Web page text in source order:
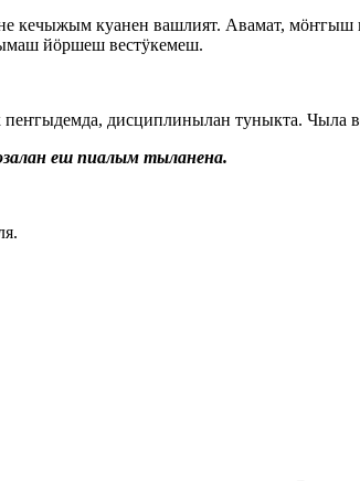
кечыжым куанен вашлият. Авамат,
йӧршеш вестӱкемеш.
дисциплинылан туныкта. Чыла
еш пиалым тыланена.